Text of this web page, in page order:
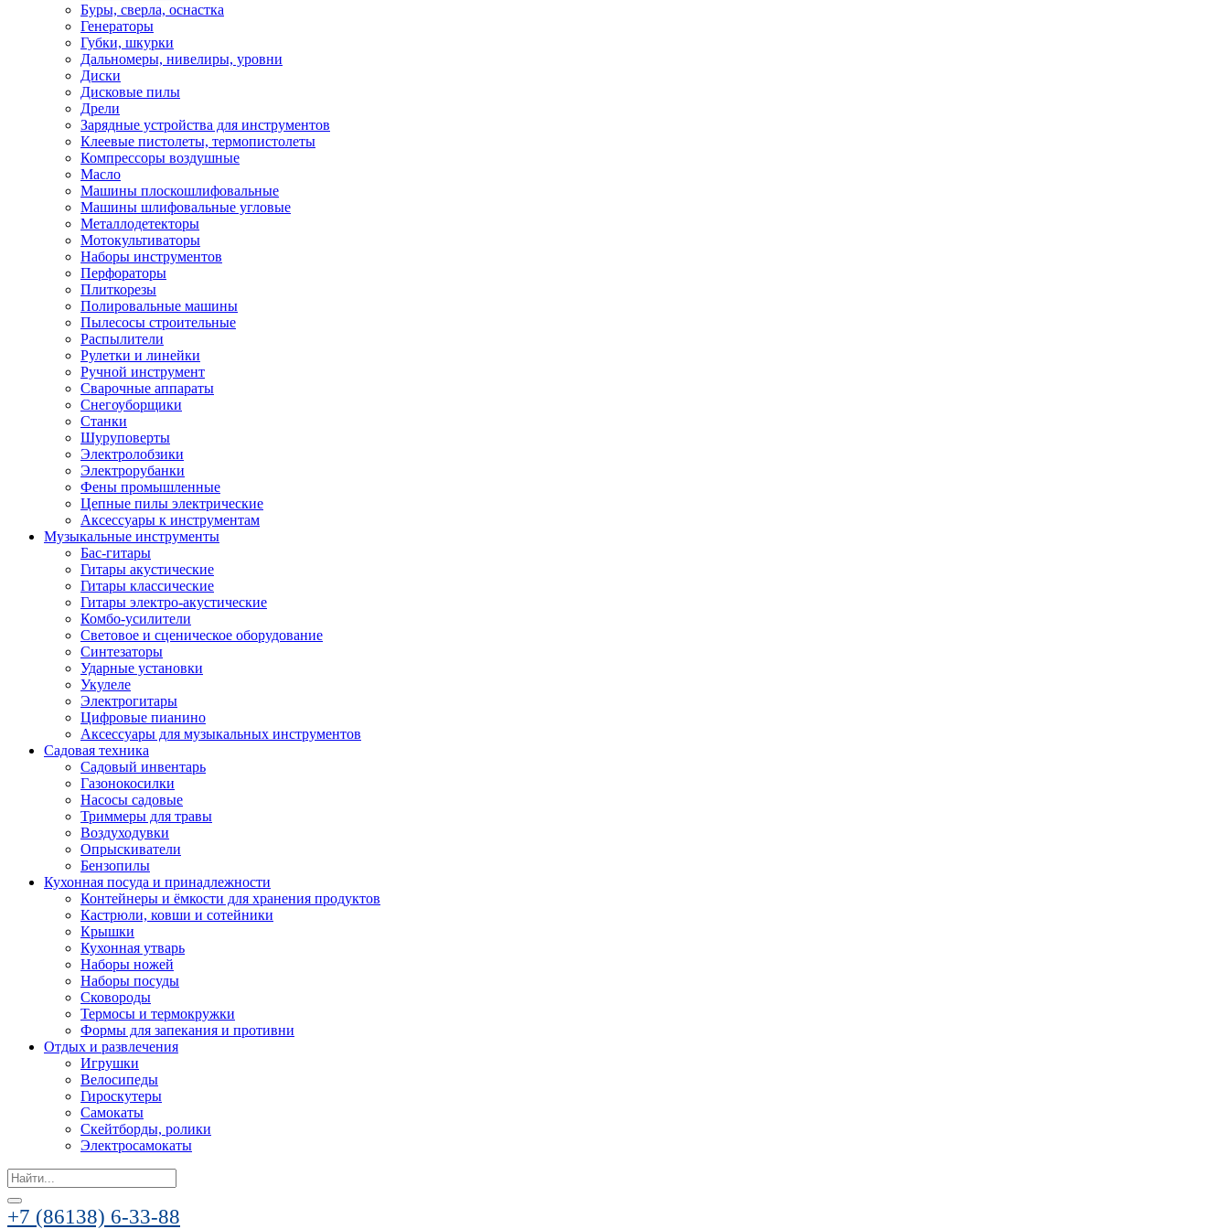
Буры, сверла, оснастка
Генераторы
Губки, шкурки
Дальномеры, нивелиры, уровни
Диски
Дисковые пилы
Дрели
Зарядные устройства для инструментов
Клеевые пистолеты, термопистолеты
Компрессоры воздушные
Масло
Машины плоскошлифовальные
Машины шлифовальные угловые
Металлодетекторы
Мотокультиваторы
Наборы инструментов
Перфораторы
Плиткорезы
Полировальные машины
Пылесосы строительные
Распылители
Рулетки и линейки
Ручной инструмент
Сварочные аппараты
Снегоуборщики
Станки
Шуруповерты
Электролобзики
Электрорубанки
Фены промышленные
Цепные пилы электрические
Аксессуары к инструментам
Музыкальные инструменты
Бас-гитары
Гитары акустические
Гитары классические
Гитары электро-акустические
Комбо-усилители
Световое и сценическое оборудование
Синтезаторы
Ударные установки
Укулеле
Электрогитары
Цифровые пианино
Аксессуары для музыкальных инструментов
Садовая техника
Садовый инвентарь
Газонокосилки
Насосы садовые
Триммеры для травы
Воздуходувки
Опрыскиватели
Бензопилы
Кухонная посуда и принадлежности
Контейнеры и ёмкости для хранения продуктов
Кастрюли, ковши и сотейники
Крышки
Кухонная утварь
Наборы ножей
Наборы посуды
Сковороды
Термосы и термокружки
Формы для запекания и противни
Отдых и развлечения
Игрушки
Велосипеды
Гироскутеры
Самокаты
Скейтборды, ролики
Электросамокаты
Search
for:
+7 (86138) 6-33-88